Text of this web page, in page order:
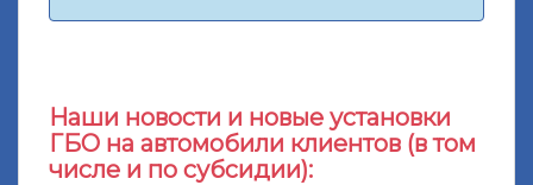
Наши новости и новые установки
ГБО на автомобили клиентов (в том
числе и по субсидии):